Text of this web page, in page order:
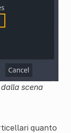
scena
quanto